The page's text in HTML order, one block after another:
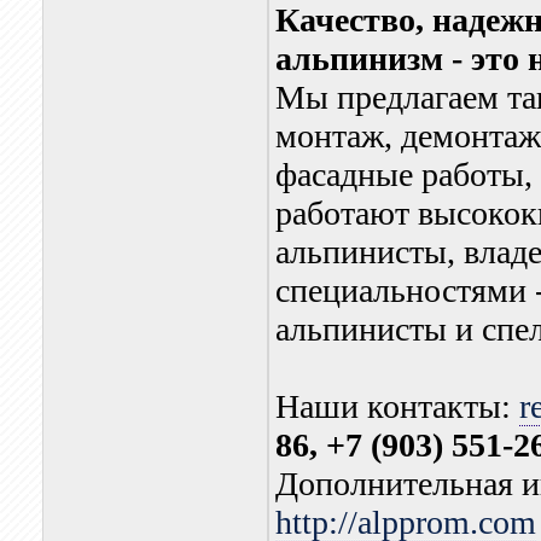
Качество,
альпинизм - это
Мы предлагаем
монтаж,
фасадные
работают
альпинисты,
альпинисты и
Наши контакты:
86, +7 (903) 551-
Дополнительная
http://alpprom.com